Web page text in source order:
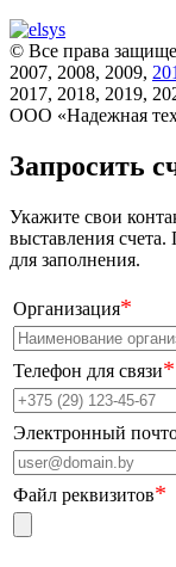
© Все права
2007, 2008, 2009,
2017, 2018, 2019,
ООО «Надежная
Запросить
Укажите свои
выставления счета.
для заполнения.
Организация*
Телефон для связи*
Электронный
Файл реквизитов*